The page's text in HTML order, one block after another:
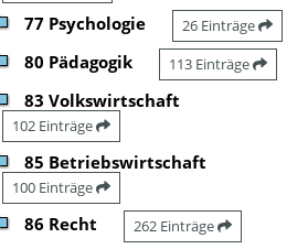
77 Psychologie 26 Einträge
80 Pädagogik 113 Einträge
83 Volkswirtschaft
102 Einträge
85 Betriebswirtschaft
100 Einträge
86 Recht 262 Einträge